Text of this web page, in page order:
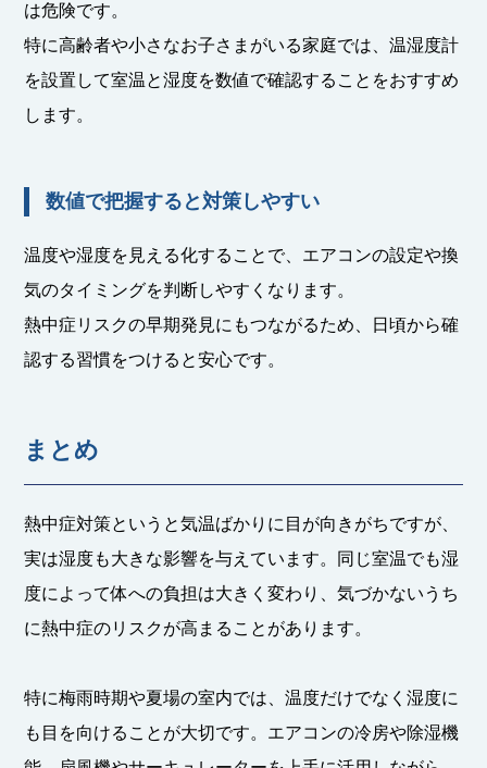
は危険です。
特に高齢者や小さなお子さまがいる家庭では、温湿度計
を設置して室温と湿度を数値で確認することをおすすめ
します。
数値で把握すると対策しやすい
温度や湿度を見える化することで、エアコンの設定や換
気のタイミングを判断しやすくなります。
熱中症リスクの早期発見にもつながるため、日頃から確
認する習慣をつけると安心です。
まとめ
熱中症対策というと気温ばかりに目が向きがちですが、
実は湿度も大きな影響を与えています。同じ室温でも湿
度によって体への負担は大きく変わり、気づかないうち
に熱中症のリスクが高まることがあります。
特に梅雨時期や夏場の室内では、温度だけでなく湿度に
も目を向けることが大切です。エアコンの冷房や除湿機